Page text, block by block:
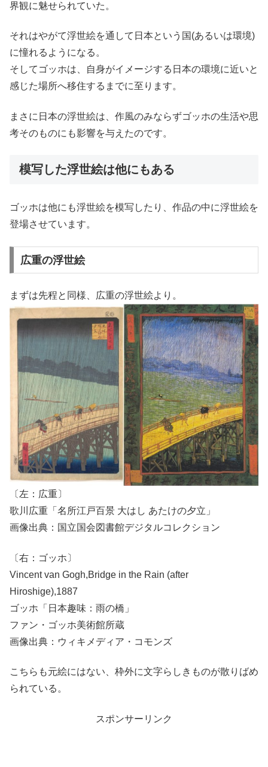
界観に魅せられていた。
それはやがて浮世絵を通して日本という国(あるいは環境)
に憧れるようになる。
そしてゴッホは、自身がイメージする日本の環境に近いと
感じた場所へ移住するまでに至ります。
まさに日本の浮世絵は、作風のみならずゴッホの生活や思
考そのものにも影響を与えたのです。
模写した浮世絵は他にもある
ゴッホは他にも浮世絵を模写したり、作品の中に浮世絵を
登場させています。
広重の浮世絵
まずは先程と同様、広重の浮世絵より。
〔左：広重〕
歌川広重「名所江戸百景 大はし あたけの夕立」
画像出典：国立国会図書館デジタルコレクション
〔右：ゴッホ〕
Vincent van Gogh,Bridge in the Rain (after
Hiroshige),1887
ゴッホ「日本趣味：雨の橋」
ファン・ゴッホ美術館所蔵
画像出典：ウィキメディア・コモンズ
こちらも元絵にはない、枠外に文字らしきものが散りばめ
られている。
スポンサーリンク